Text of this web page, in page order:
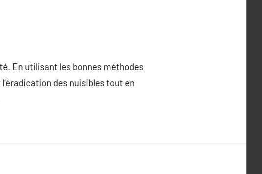
En utilisant les bonnes méthodes
des nuisibles tout en